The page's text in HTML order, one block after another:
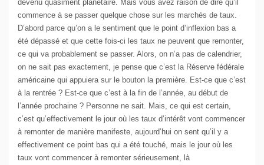
devenu quasiment planétaire. Mais vous avez raison de dire qu’il
commence à se passer quelque chose sur les marchés de taux.
D’abord parce qu’on a le sentiment que le point d’inflexion bas a
été dépassé et que cette fois-ci les taux ne peuvent que remonter,
ce qui va probablement se passer. Alors, on n’a pas de calendrier,
on ne sait pas exactement, je pense que c’est la Réserve fédérale
américaine qui appuiera sur le bouton la première. Est-ce que c’est
à la rentrée ? Est-ce que c’est à la fin de l’année, au début de
l’année prochaine ? Personne ne sait. Mais, ce qui est certain,
c’est qu’effectivement le jour où les taux d’intérêt vont commencer
à remonter de manière manifeste, aujourd’hui on sent qu’il y a
effectivement ce point bas qui a été touché, mais le jour où les
taux vont commencer à remonter sérieusement, là